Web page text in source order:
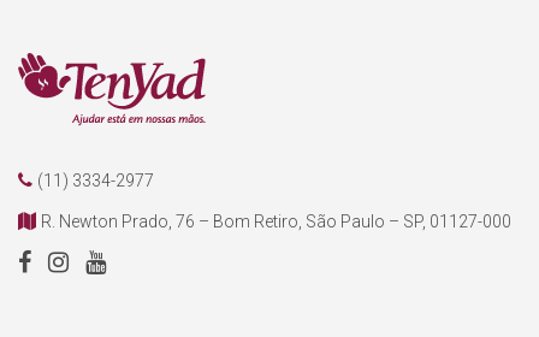
(11) 3334-2977
R. Newton Prado, 76 – Bom Retiro, São Paulo – SP, 01127-000